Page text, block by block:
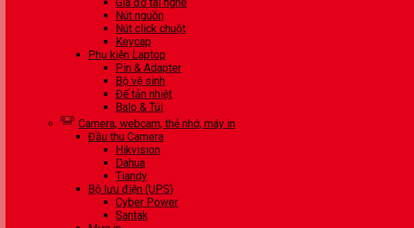
Nút nguồn
Nút click chuột
Keycap
Phụ kiện Laptop
Pin & Adapter
Bộ vệ sinh
Đế tản nhiệt
Balo & Túi
Camera, webcam, thẻ nhớ, máy in
Đầu thu Camera
Hikvision
Dahua
Tiandy
Bộ lưu điện (UPS)
Cyber Power
Santak